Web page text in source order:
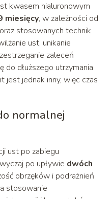
kwasem hialuronowym
miesięcy, w zależności od
stosowanych technik
ust, unikanie
zaleceń
do dłuższego utrzymania
jest jednak inny, więc czas
normalnej
ust po zabiegu
po upływie dwóch
obrzęków i podrażnień
stosowanie